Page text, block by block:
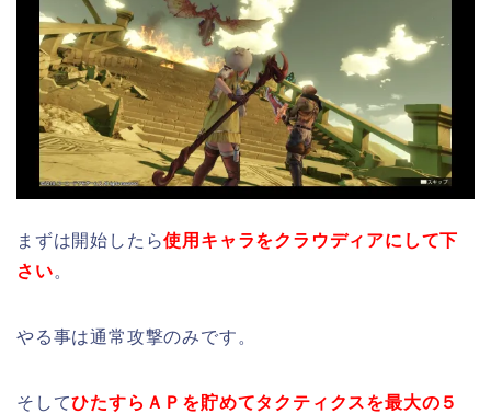
まずは開始したら使用キャラをクラウディアにして下
さい。
やる事は通常攻撃のみです。
そしてひたすらＡＰを貯めてタクティクスを最大の５